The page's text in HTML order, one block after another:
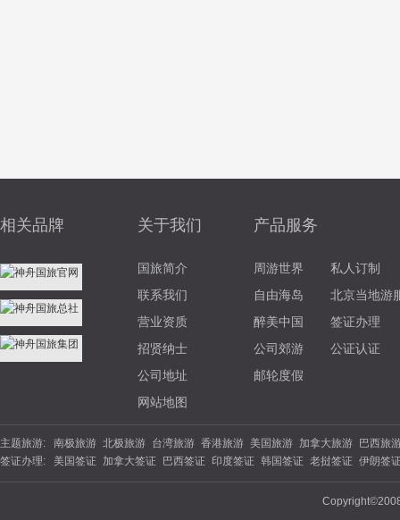
相关品牌 关于我们
国旅简介
联系我们
营业资质
招贤纳士
公司地址
网站地图
产品服务
周游世界
私人订制
自由海岛
北京当地游
醉美中国
签证办理
公司郊游
公证认证
邮轮度假
主题旅游: 南极旅游 北极旅游 台湾旅游 香港旅游 美国旅游 加拿大旅游
巴西旅
游 北欧旅游 东欧旅游 俄罗斯旅游 土耳其旅游 英国旅游 法国旅游
德
夏威夷旅游 云南旅游 海南旅游 苏杭旅游 福建旅游 广西旅游 陕西旅
签证办理: 美国签证 加拿大签证 巴西签证 印度签证 韩国签证 老挝签证 伊朗签
签证 坦桑尼亚 南非签证 埃塞俄比亚 西班牙签证 丹麦签证 波兰签证